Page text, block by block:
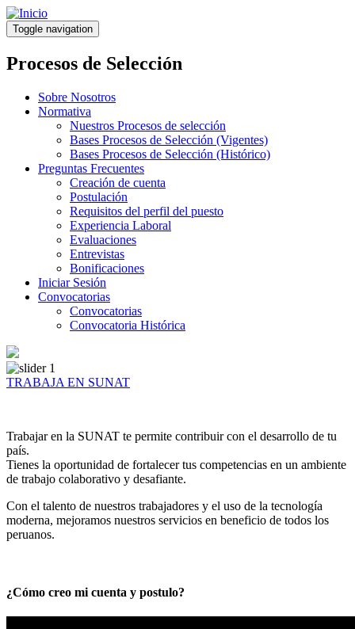
Pasar
al
contenido
principal
Toggle navigation
Procesos de Selección
Sobre Nosotros
Normativa
Nuestros Procesos de selección
Bases Procesos de Selección (Vigentes)
Bases Procesos de Selección (Histórico)
Preguntas Frecuentes
Creación de cuenta
Postulación
Requisitos del perfil del puesto
Experiencia Laboral
Evaluaciones
Entrevistas
Bonificaciones
Iniciar Sesión
Convocatorias
Convocatorias
Convocatoria Histórica
TRABAJA EN SUNAT
Trabajar en la SUNAT te permite contribuir con el desarrollo de tu
país.
Tienes la oportunidad de fortalecer tus competencias en un ambiente
de trabajo colaborativo y desafiante.
Con el talento de nuestros trabajadores y el uso de la tecnología
moderna, mejoramos nuestros servicios en beneficio de todos los
peruanos.
¿Cómo creo mi cuenta y postulo?